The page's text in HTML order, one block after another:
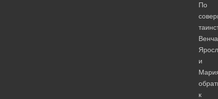
По
и
к